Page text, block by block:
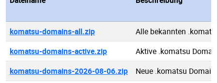
komatsu-domains-all.zip
Alle bekannten
komatsu-domains-active.zip
Aktive .komatsu
komatsu-domains-2026-08-06.zip
Neue .komatsu